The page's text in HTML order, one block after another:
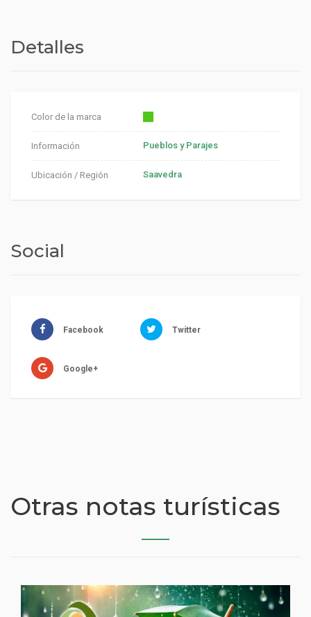
Detalles
Color de la marca
Información Pueblos y Parajes
Ubicación / Región Saavedra
Social
Facebook Twitter
Google+
Otras notas turísticas